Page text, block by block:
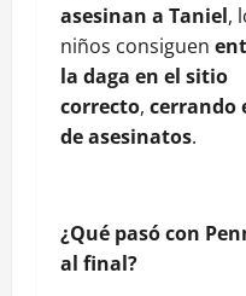
asesinan a Taniel,
niños consiguen
la daga en el sitio
correcto, cerrando
de asesinatos.
¿Qué pasó con
al final?